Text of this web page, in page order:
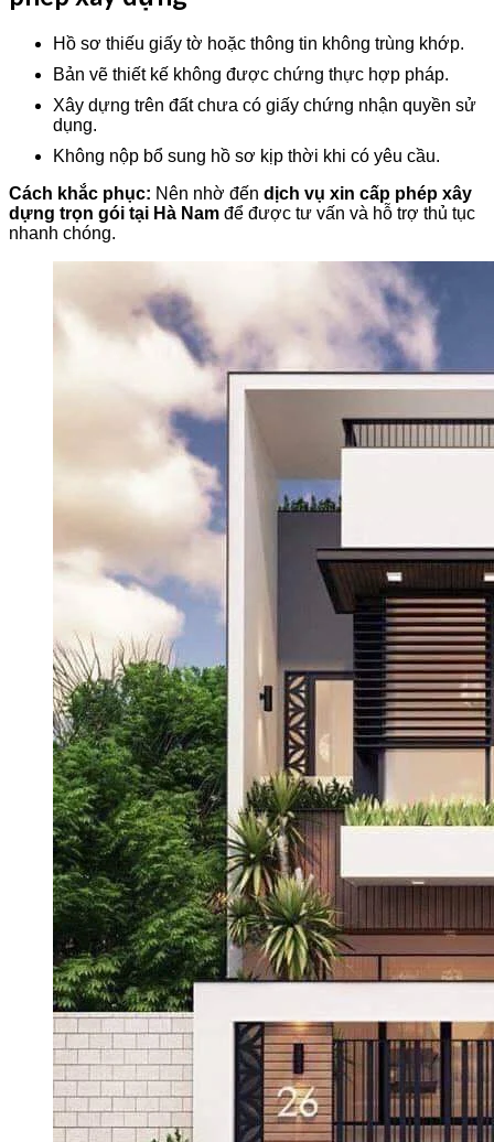
Hồ sơ thiếu giấy tờ hoặc thông tin không trùng khớp.
Bản vẽ thiết kế không được chứng thực hợp pháp.
Xây dựng trên đất chưa có giấy chứng nhận quyền sử
dụng.
Không nộp bổ sung hồ sơ kịp thời khi có yêu cầu.
Cách khắc phục: Nên nhờ đến dịch vụ xin cấp phép xây
dựng trọn gói tại Hà Nam để được tư vấn và hỗ trợ thủ tục
nhanh chóng.